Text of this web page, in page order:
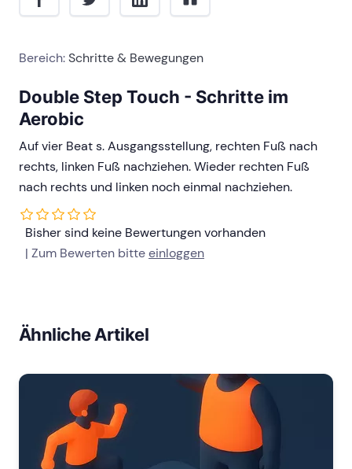
Bereich:Schritte & Bewegungen
Double Step Touch - Schritte im
Aerobic
Auf vier Beat s. Ausgangsstellung, rechten Fuß nach
rechts, linken Fuß nachziehen. Wieder rechten Fuß
nach rechts und linken noch einmal nachziehen.
Bisher sind keine Bewertungen vorhanden
| Zum Bewerten bitteeinloggen
Ähnliche Artikel